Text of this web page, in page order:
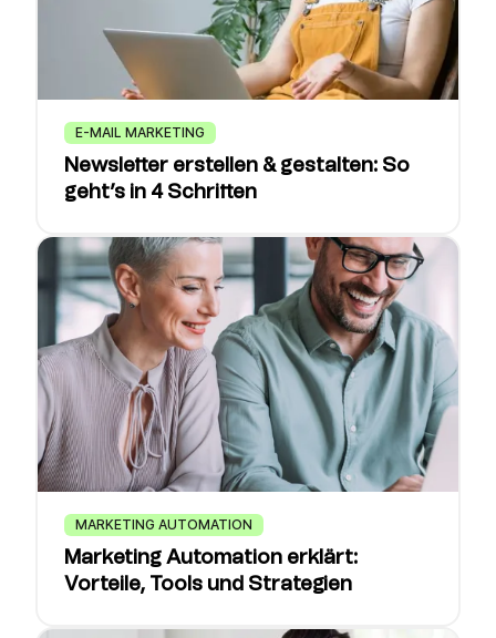
E-MAIL MARKETING
Newsletter erstellen & gestalten: So
geht’s in 4 Schritten
MARKETING AUTOMATION
Marketing Automation erklärt:
Vorteile, Tools und Strategien